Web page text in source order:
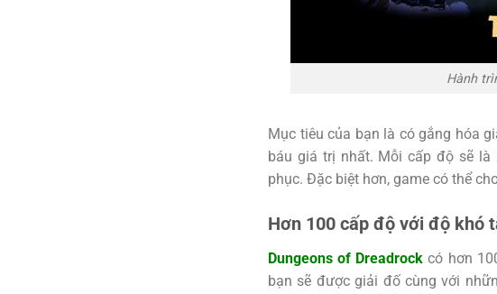
Hành
Mục tiêu của bạn là có gắng hóa
báu giá trị nhất. Mỗi cấp độ sẽ
phục. Đặc biệt hơn, game có thể
Hơn 100 cấp độ với độ khó
Dungeons of Dreadrock có hơn
bạn sẽ được giải đố cùng với